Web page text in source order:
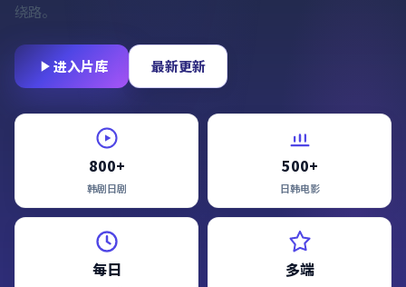
绕路。
进入片库 最新更新
800+
韩剧日剧
500+
日韩电影
每日 多端